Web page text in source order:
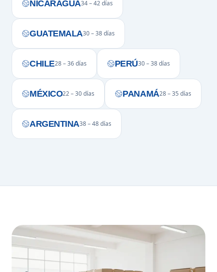
NICARAGUA34 – 42 días
GUATEMALA30 – 38 días
CHILE28 – 36 días PERÚ30 – 38 días
MÉXICO22 – 30 días PANAMÁ28 – 35 días
ARGENTINA38 – 48 días